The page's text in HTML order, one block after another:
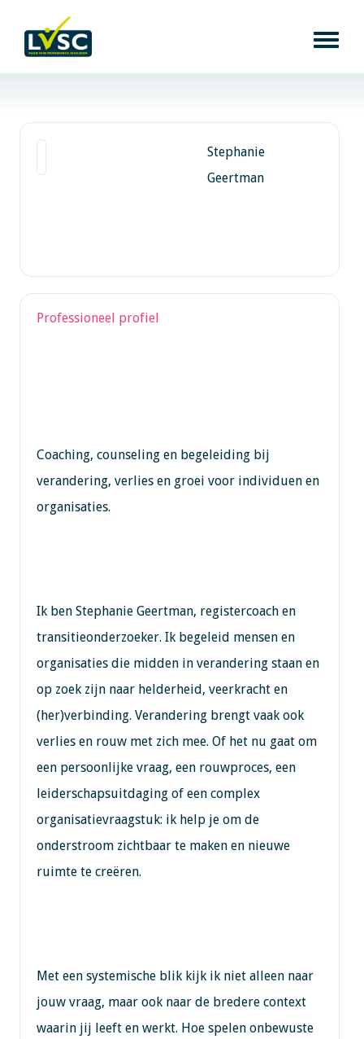
Stephanie
Geertman
Professioneel profiel
Coaching, counseling en begeleiding bij
verandering, verlies en groei voor individuen en
organisaties.
Ik ben Stephanie Geertman, registercoach en
transitieonderzoeker. Ik begeleid mensen en
organisaties die midden in verandering staan en
op zoek zijn naar helderheid, veerkracht en
(her)verbinding. Verandering brengt vaak ook
verlies en rouw met zich mee. Of het nu gaat om
een persoonlijke vraag, een rouwproces, een
leiderschapsuitdaging of een complex
organisatievraagstuk: ik help je om de
onderstroom zichtbaar te maken en nieuwe
ruimte te creëren.
Met een systemische blik kijk ik niet alleen naar
jouw vraag, maar ook naar de bredere context
waarin jij leeft en werkt. Hoe spelen onbewuste